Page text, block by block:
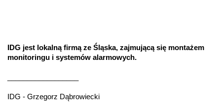
IDG jest lokalną firmą ze Śląska, zajmującą się montażem
monitoringu i systemów alarmowych.
IDG - Grzegorz Dąbrowiecki